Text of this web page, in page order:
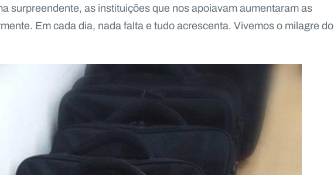
surpreendente, as instituições que nos apoiavam aumentaram as
Em cada dia, nada falta e tudo acrescenta. Vivemos o milagre do